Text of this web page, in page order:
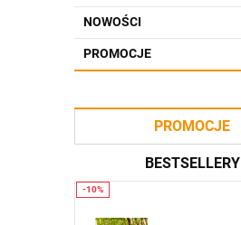
NOWOŚCI
PROMOCJE
PROMOCJE
BESTSELLERY